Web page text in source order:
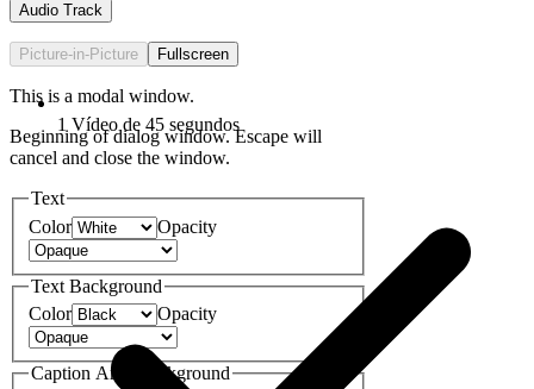
Audio Track
Picture-in-Picture Fullscreen
This is a modal window.
Beginning of dialog window. Escape will
cancel and close the window.
Text
Color
Opacity
Text Background
Color
Opacity
Caption Area Background
1 Vídeo de 45 segundos